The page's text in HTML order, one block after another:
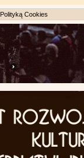
Polityką Cookies